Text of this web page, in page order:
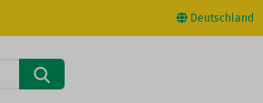
Deutschland
Lieferland Suche...